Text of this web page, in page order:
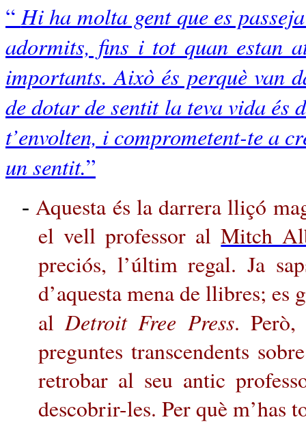
“Hi ha molta gent que es
adormits, fins i tot quan estan
importants. Això és perquè van
de dotar de sentit la teva vida
t’envolten, i comprometent-te a
un sentit.”
- Aquesta és la darrera lliçó
el vell professor alMitch
preciós, l’últim regal. Ja
d’aquesta mena de llibres;
alDetroit Free Press. Però,
preguntes transcendents
retrobar al seu antic
descobrir-les. Per què m’has